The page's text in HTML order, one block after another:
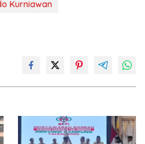
Kurniawan